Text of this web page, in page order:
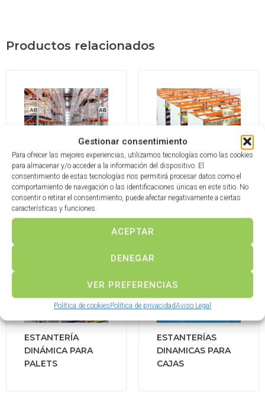
Gestionar consentimiento
Para ofrecer las mejores experiencias, utilizamos tecnologías como las cookies
para almacenar y/o acceder a la información del dispositivo. El
consentimiento de estas tecnologías nos permitirá procesar datos como el
comportamiento de navegación o las identificaciones únicas en este sitio. No
consentir o retirar el consentimiento, puede afectar negativamente a ciertas
características y funciones.
ACEPTAR
DENEGAR
VER PREFERENCIAS
Política de cookiesPolítica de privacidadAviso Legal
Productos relacionados
ESTANTERÍAS
PARA PALETS
ESTANTERÍAS
PARA CAJAS
ESTANTERÍA
DINÁMICA PARA
PALETS
ESTANTERÍAS
DINAMICAS PARA
CAJAS